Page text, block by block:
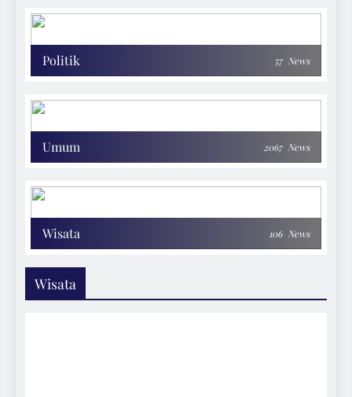
Politik 57 News
Umum 2067 News
Wisata 106 News
Wisata